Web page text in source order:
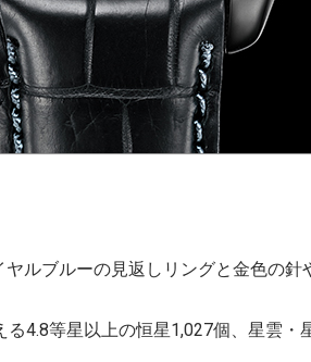
ルブルーの見返しリングと金色の
る4.8等星以上の恒星1,027個、星雲・